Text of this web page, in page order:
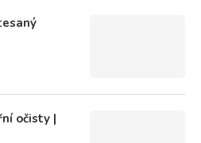
očisty |